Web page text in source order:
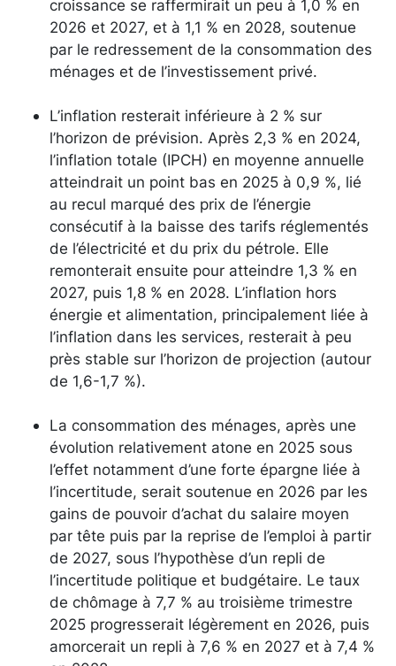
croissance se raffermirait un peu à 1,0 % en
2026 et 2027, et à 1,1 % en 2028, soutenue
par le redressement de la consommation des
ménages et de l’investissement privé.
L’inflation resterait inférieure à 2 % sur
l’horizon de prévision. Après 2,3 % en 2024,
l’inflation totale (IPCH) en moyenne annuelle
atteindrait un point bas en 2025 à 0,9 %, lié
au recul marqué des prix de l’énergie
consécutif à la baisse des tarifs réglementés
de l’électricité et du prix du pétrole. Elle
remonterait ensuite pour atteindre 1,3 % en
2027, puis 1,8 % en 2028. L’inflation hors
énergie et alimentation, principalement liée à
l’inflation dans les services, resterait à peu
près stable sur l’horizon de projection (autour
de 1,6-1,7 %).
La consommation des ménages, après une
évolution relativement atone en 2025 sous
l’effet notamment d’une forte épargne liée à
l’incertitude, serait soutenue en 2026 par les
gains de pouvoir d’achat du salaire moyen
par tête puis par la reprise de l’emploi à partir
de 2027, sous l’hypothèse d’un repli de
l’incertitude politique et budgétaire. Le taux
de chômage à 7,7 % au troisième trimestre
2025 progresserait légèrement en 2026, puis
amorcerait un repli à 7,6 % en 2027 et à 7,4 %